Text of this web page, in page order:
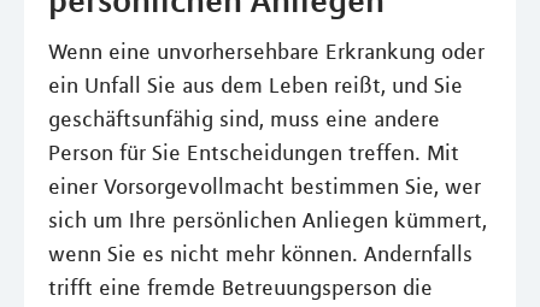
Wenn eine unvorhersehbare Erkrankung oder
ein Unfall Sie aus dem Leben reißt, und Sie
geschäftsunfähig sind, muss eine andere
Person für Sie Entscheidungen treffen. Mit
einer Vorsorgevollmacht bestimmen Sie, wer
sich um Ihre persönlichen Anliegen kümmert,
wenn Sie es nicht mehr können. Andernfalls
trifft eine fremde Betreuungsperson die